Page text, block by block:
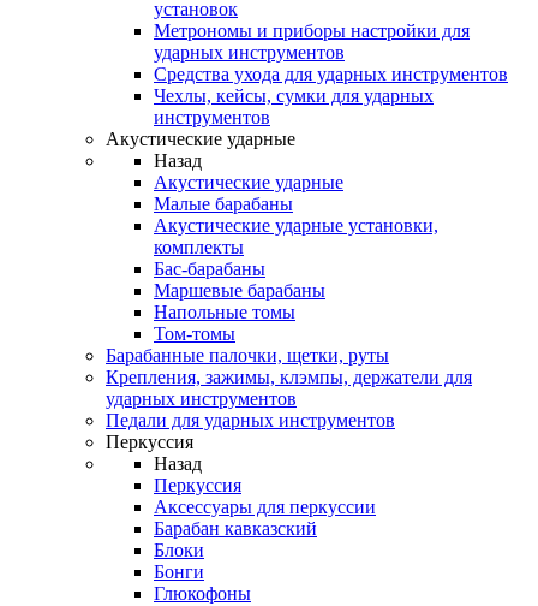
установок
Метрономы и приборы настройки для
ударных инструментов
Средства ухода для ударных инструментов
Чехлы, кейсы, сумки для ударных
инструментов
Акустические ударные
Назад
Акустические ударные
Mалые барабаны
Акустические ударные установки,
комплекты
Бас-барабаны
Маршевые барабаны
Напольные томы
Том-томы
Барабанные палочки, щетки, руты
Крепления, зажимы, клэмпы, держатели для
ударных инструментов
Педали для ударных инструментов
Перкуссия
Назад
Перкуссия
Аксессуары для перкуссии
Барабан кавказский
Блоки
Бонги
Глюкофоны